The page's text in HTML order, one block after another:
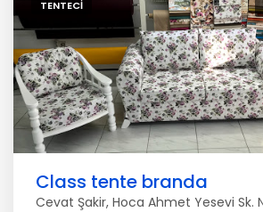
TENTECI
Class tente branda
Cevat Şakir, Hoca Ahmet Yesevi Sk.